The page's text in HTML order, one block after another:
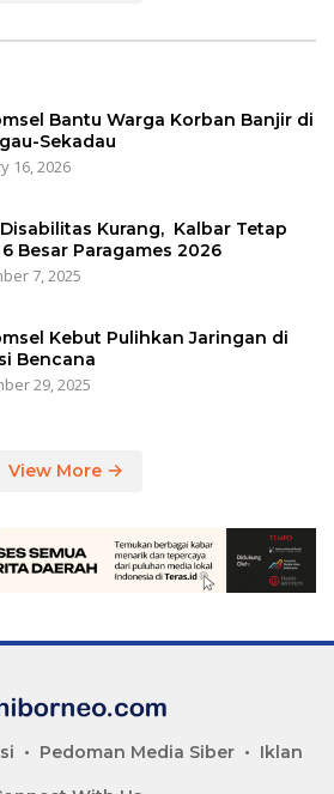
Bantu Warga Korban Banjir di
Sekadau
16, 2026
Kurang, Kalbar Tetap
Besar Paragames 2026
7, 2025
Kebut Pulihkan Jaringan di
Bencana
29, 2025
View More
Pedoman Media Siber Iklan